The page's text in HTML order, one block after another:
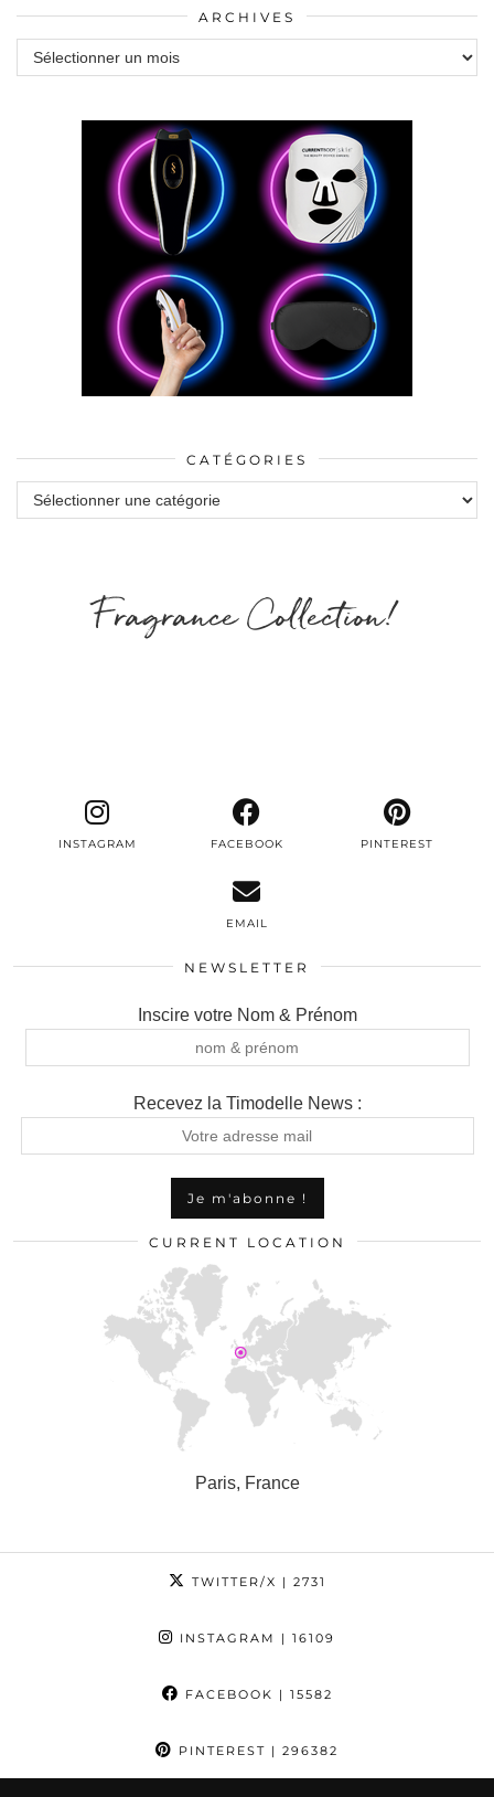
ARCHIVES
Archives
CATÉGORIES
Catégories
Fragrance Collection!
INSTAGRAM FACEBOOK PINTEREST
EMAIL
NEWSLETTER
Inscire votre Nom & Prénom
Recevez la Timodelle News :
CURRENT LOCATION
Paris, France
TWITTER/X | 2731
INSTAGRAM | 16109
FACEBOOK | 15582
PINTEREST | 296382